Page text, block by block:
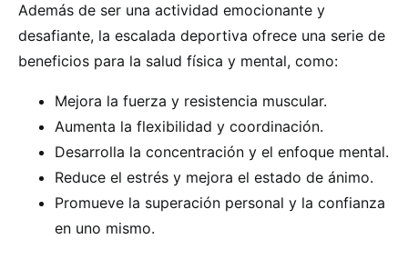
Además de ser una actividad emocionante y
desafiante, la escalada deportiva ofrece una serie de
beneficios para la salud física y mental, como:
Mejora la fuerza y resistencia muscular.
Aumenta la flexibilidad y coordinación.
Desarrolla la concentración y el enfoque mental.
Reduce el estrés y mejora el estado de ánimo.
Promueve la superación personal y la confianza
en uno mismo.